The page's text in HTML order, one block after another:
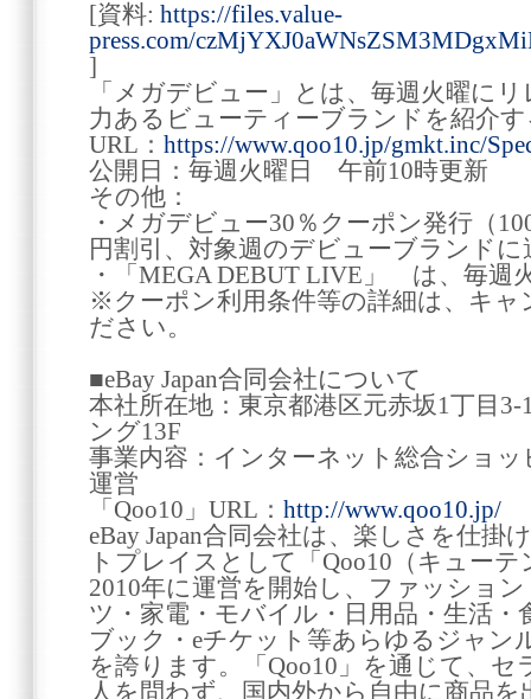
[資料: https://files.value-
press.com/
]
「メガデビュー」とは、毎週火曜に
力あるビューティーブランドを紹介
URL： https://www.qoo10.jp/gmkt.inc/
公開日：毎週火曜日 午前10時更新
その他：
・メガデビュー30％クーポン発行（
円割引、対象週のデビューブランドに
・「MEGA DEBUT LIVE」 は、毎週
※クーポン利用条件等の詳細は、キャ
ださい。
■eBay Japan合同会社について
本社所在地：東京都港区元赤坂1丁目
ング13F
事業内容：インターネット総合ショ
運営
「Qoo10」URL： http://www.qoo10.jp/
eBay Japan合同会社は、楽しさを仕掛
トプレイスとして「Qoo10（キュー
2010年に運営を開始し、ファッショ
ツ・家電・モバイル・日用品・生活
ブック・eチケット等あらゆるジャン
を誇ります。「Qoo10」を通じて、セ
人を問わず、国内外から自由に商品